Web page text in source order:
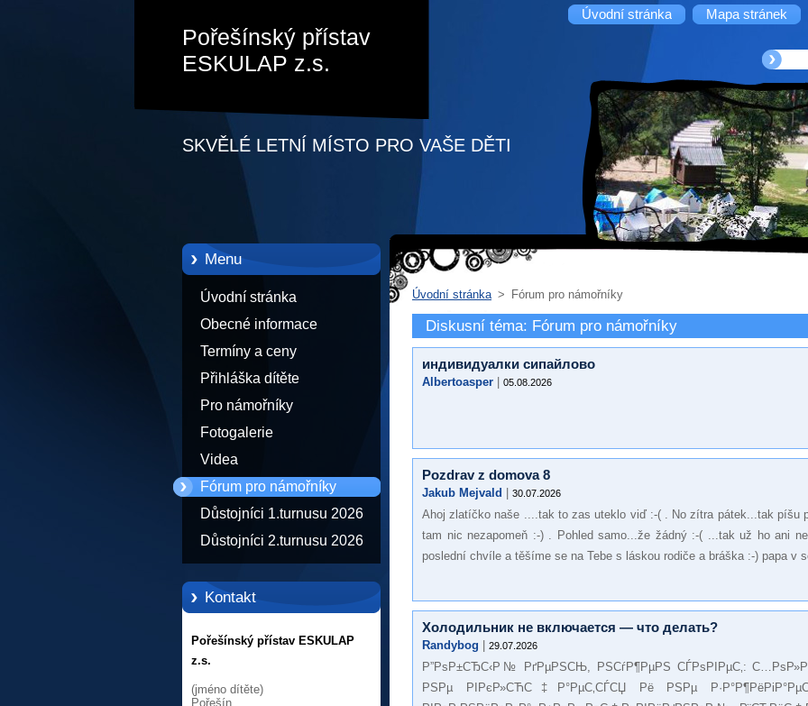
Úvodní stránka Mapa stránek
Pořešínský přístav
ESKULAP z.s.
SKVĚLÉ LETNÍ MÍSTO PRO VAŠE DĚTI
Menu
Úvodní stránka
Obecné informace
Termíny a ceny
Přihláška dítěte
Pro námořníky
Fotogalerie
Videa
Fórum pro námořníky
Důstojníci 1.turnusu 2026
Důstojníci 2.turnusu 2026
Kontakt
Pořešínský přístav ESKULAP
z.s.
(jméno dítěte)
Pořešín
Úvodní stránka > Fórum pro námořníky
Diskusní téma: Fórum pro námořníky
индивидуалки сипайлово
Albertoasper 05.08.2026
Pozdrav z domova 8
Jakub Mejvald 30.07.2026
Ahoj zlatíčko naše ....tak to zas uteklo viď :-( . No zítra pátek...tak píšu
tam nic nezapomeň :-) . Pohled samo...že žádný :-( ...tak už ho ani
poslední chvíle a těšíme se na Tebe s láskou rodiče a bráška :-) papa v
Холодильник не включается — что делать?
Randybog 29.07.2026
Р”РѕР±СЂС‹Р№ РґРµРЅСЊ, РЅСѓР¶РµРЅ СЃРѕРІРµС‚:
РЅРµ РІРєР»СЋС‡Р°РµС‚СЃСЏ Рё РЅРµ